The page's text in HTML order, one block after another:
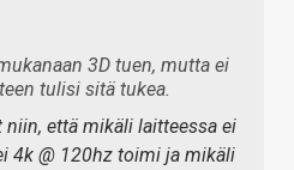
3D tuen, mutta ei
tulisi sitä tukea.
että mikäli laitteessa ei
4k @ 120hz toimi ja mikäli